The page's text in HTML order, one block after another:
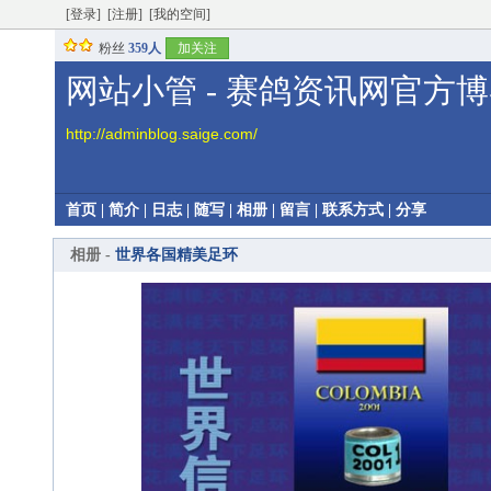
[登录] [注册] [我的空间]
粉丝 359人 加关注
网站小管 - 赛鸽资讯网官方
http://adminblog.saige.com/
首页 简介 日志| 随写 相册 留言 联系方式 分享
相册 - 世界各国精美足环